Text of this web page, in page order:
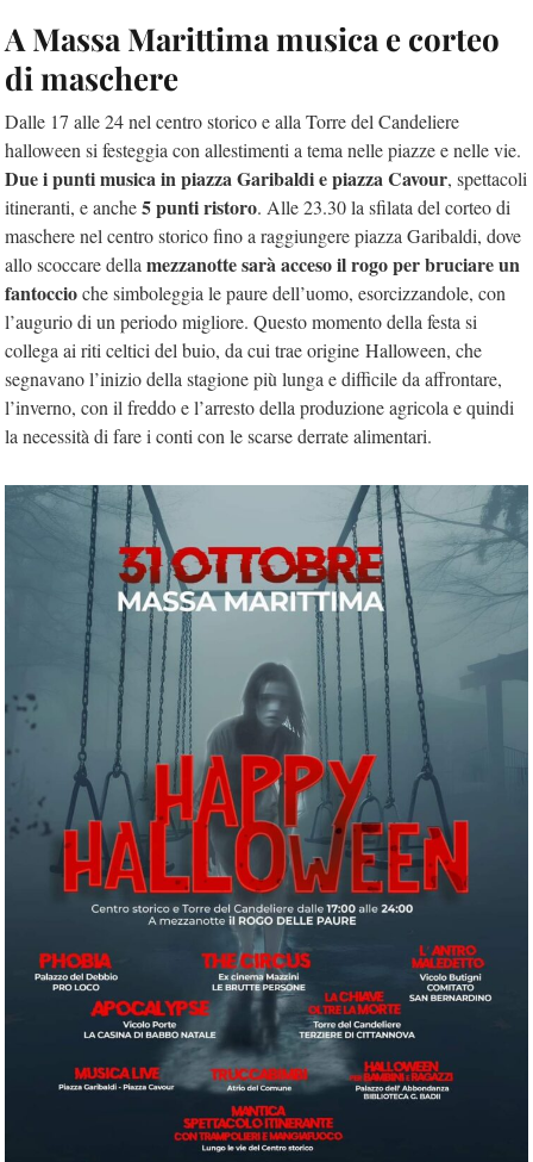
A Massa Marittima musica e corteo
di maschere
Dalle 17 alle 24 nel centro storico e alla Torre del Candeliere
halloween si festeggia con allestimenti a tema nelle piazze e nelle vie.
Due i punti musica in piazza Garibaldi e piazza Cavour, spettacoli
itineranti, e anche5 punti ristoro. Alle 23.30 la sfilata del corteo di
maschere nel centro storico fino a raggiungere piazza Garibaldi, dove
allo scoccare dellamezzanotte sarà acceso il rogo per bruciare un
fantoccioche simboleggia le paure dell’uomo, esorcizzandole, con
l’augurio di un periodo migliore. Questo momento della festa si
collega ai riti celtici del buio, da cui trae origine Halloween, che
segnavano l’inizio della stagione più lunga e difficile da affrontare,
l’inverno, con il freddo e l’arresto della produzione agricola e quindi
la necessità di fare i conti con le scarse derrate alimentari.